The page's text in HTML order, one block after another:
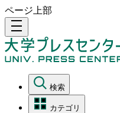
ページ上部
density_medium
検索
カテゴリ